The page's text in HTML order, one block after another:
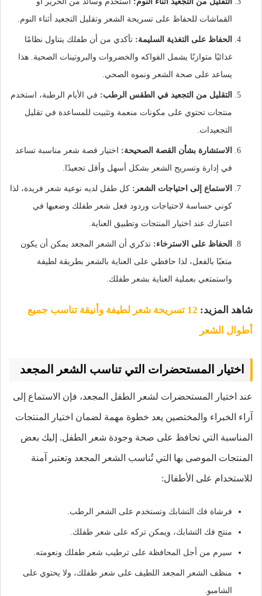
القماشات للحفاظ على تسريحة الشعر وتقليل التجعيد أثناء النوم.
الحفاظ على التغذية السليمة: تأكدي من أن طفلك يتناول نظامًا
غذائيًا متوازنًا يشمل الفواكه والخضروات والبروتينات الصحية. هذا
يساعد على صحة الشعر ونموه الصحي.
التقليل من التجعيد في الطقس الرطب: في الأيام الرطبة، استخدم
منتجات تحتوي على مكونات منعمة وتثبيت للمساعدة في تقليل
التجعيدات.
الاستشارة بشأن القصة الصحيحة: اختيار قصة شعر مناسبة تساعد
في إدارة وتسريح الشعر بشكل أسهل وأقل تجعيدًا.
الاستماع إلى احتياجات الشعر: كل طفل لديه نوعية شعر فريدة، لذا
كوني حساسة لاحتياجات وردود فعل شعر طفلك وضعيها في
اعتبارك عند اختيار المنتجات وتطبيق العناية.
الحفاظ على الاسترخاء: تذكري أن الشعر المجعد يمكن أن يكون
متعبًا بالفعل، لذا حافظي على العناية بالشعر بطريقة لطيفة
واستمتعي بعملية العناية بشعر طفلك.
شاهد المزيد:
12 تسريحة شعر لطيفة وأنيقة تناسب جميع
أطوال الشعر
اختيار المستحضرات التي تناسب الشعر المجعد
عند اختيار المستحضرات لشعر الطفل المجعد، فإن الاستماع إلى
آراء الخبراء والمختصين يعد خطوة مهمة لضمان اختيار المنتجات
المناسبة التي تحافظ على صحة وجودة شعر الطفل. إليك بعض
المنتجات الموصى بها التي تُناسب الشعر المجعد وتعتبر آمنة
للاستخدام على الأطفال:
فرشاة فك التشابك وتستخدم على الشعر الرطب.
منتج فك التشابك، ويمكن تركه على شعر طفلك.
سيرم من أجل المحافظة على ترطيب شعر طفلك ونعومته.
منظف الشعر المجعد اللطيف على شعر طفلك، ولا يحتوي على
الشامبو.